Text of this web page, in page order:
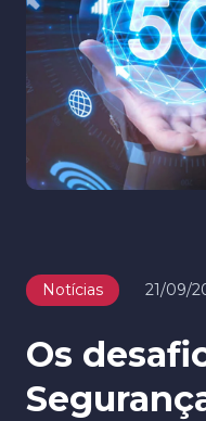
Notícias 21/09/
Os